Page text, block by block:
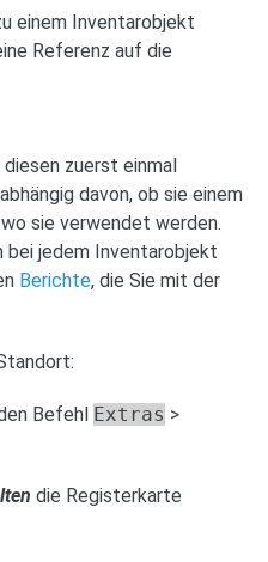
einem Inventarobjekt
Referenz auf die
diesen zuerst einmal
davon, ob sie einem
sie verwendet werden.
bei jedem Inventarobjekt
Berichte, die Sie mit der
Befehl Extras >
die Registerkarte